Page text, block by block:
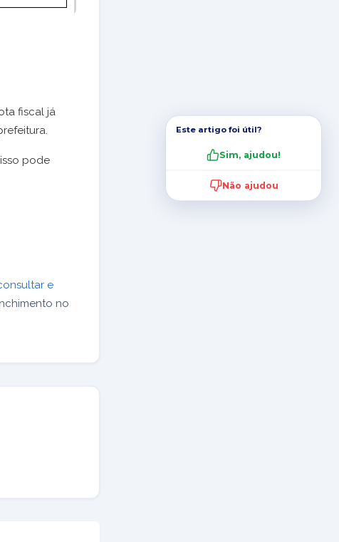
fiscal já
pode
e
no
Este artigo foi útil?
Sim, ajudou!
Não ajudou